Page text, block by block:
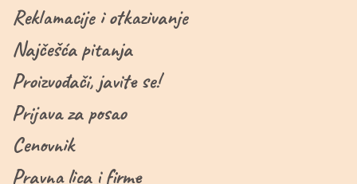
Reklamacije i otkazivanje
Najčešća pitanja
Proizvođači, javite se!
Prijava za posao
Cenovnik
Pravna lica i firme